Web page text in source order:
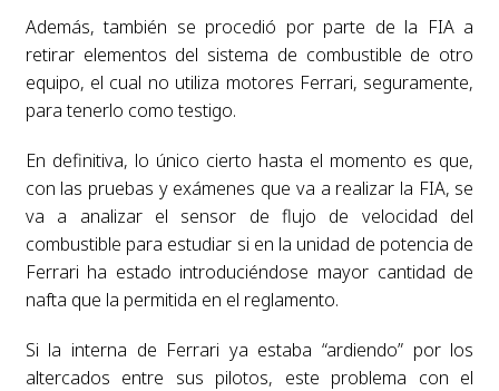
Además, también se procedió por parte de la FIA a
retirar elementos del sistema de combustible de otro
equipo, el cual no utiliza motores Ferrari, seguramente,
para tenerlo como testigo.
En definitiva, lo único cierto hasta el momento es que,
con las pruebas y exámenes que va a realizar la FIA, se
va a analizar el sensor de flujo de velocidad del
combustible para estudiar si en la unidad de potencia de
Ferrari ha estado introduciéndose mayor cantidad de
nafta que la permitida en el reglamento.
Si la interna de Ferrari ya estaba “ardiendo” por los
altercados entre sus pilotos, este problema con el